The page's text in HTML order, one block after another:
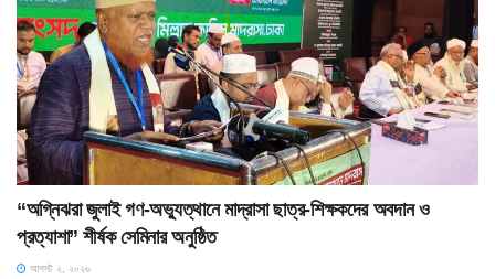
“অগ্নিঝরা জুলাই গণ-অভ্যুত্থানে মাদ্রাসা ছাত্র-শিক্ষকদের অবদান ও
প্রত্যাশা” শীর্ষক সেমিনার অনুষ্ঠিত
আগস্ট ২, ২০২৬